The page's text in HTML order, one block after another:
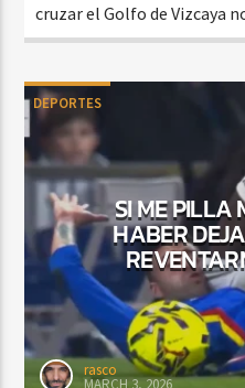
cruzar el Golfo de Vizcaya
DEPORTES
SI ME PILLA
HABER
rasco
MARCH 3, 2026